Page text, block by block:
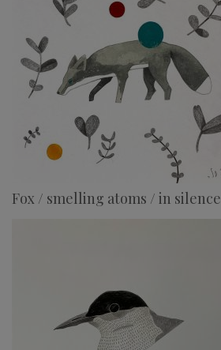
Fox / smelling atoms / in silence